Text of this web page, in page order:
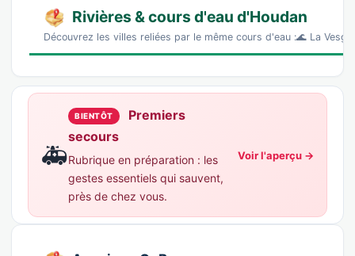
Rivières & cours d'eau d'Houdan
Découvrez les villes reliées par le même cours d'eau :🌊 La
🚑
BIENTÔT
Premiers
secours
Rubrique en préparation : les
gestes essentiels qui sauvent,
près de chez vous.
Voir l'aperçu →